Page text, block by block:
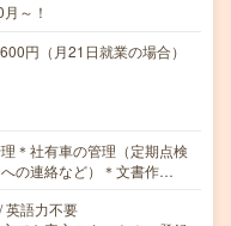
～！
円（月21日就業の場合）
＊社有車の管理（定期点検
の連絡など）＊文書作…
英語力不要